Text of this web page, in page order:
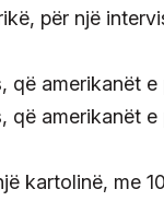
për një
kartolinë, me